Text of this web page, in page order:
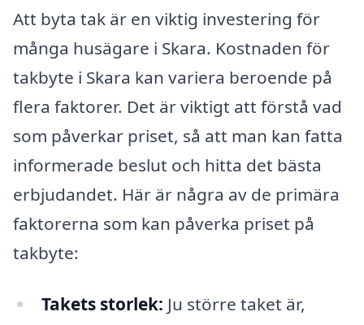
Att byta tak är en viktig investering för
många husägare i Skara. Kostnaden för
takbyte i Skara kan variera beroende på
flera faktorer. Det är viktigt att förstå vad
som påverkar priset, så att man kan fatta
informerade beslut och hitta det bästa
erbjudandet. Här är några av de primära
faktorerna som kan påverka priset på
takbyte:
Takets storlek: Ju större taket är,